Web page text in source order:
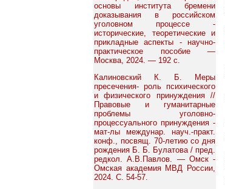
основы института бремени
доказывания в российском
уголовном процессе -
исторические, теоретические и
прикладные аспекты - научно-
практическое пособие —
Москва, 2024. — 192 с.
Калиновский К. Б. Меры
пресечения- роль психического
и физического принуждения //
Правовые и гуманитарные
проблемы уголовно-
процессуального принуждения -
мат-лы междунар. науч.-практ.
конф., посвящ. 70-летию со дня
рождения Б. Б. Булатова / пред.
редкол. А.В.Павлов. — Омск -
Омская академия МВД России,
2024. С. 54-57.